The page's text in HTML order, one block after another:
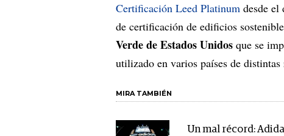
Certificación Leed Platinum desde el
de certificación de edificios
Verde de Estados Unidos que se
utilizado en varios países de distintas
MIRA TAMBIÉN
Un mal récord: